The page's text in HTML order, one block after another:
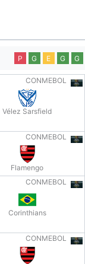
P G E G G
CONMEBOL
Vélez Sarsfield
CONMEBOL
Flamengo
CONMEBOL
Corinthians
CONMEBOL